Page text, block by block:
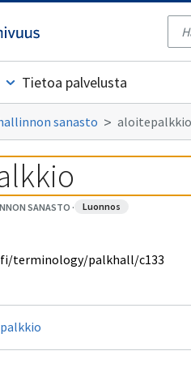
Tietoa palvelusta
sanasto aloitepalkkio
SANASTO· luonnos
terminology/palkhall/c133